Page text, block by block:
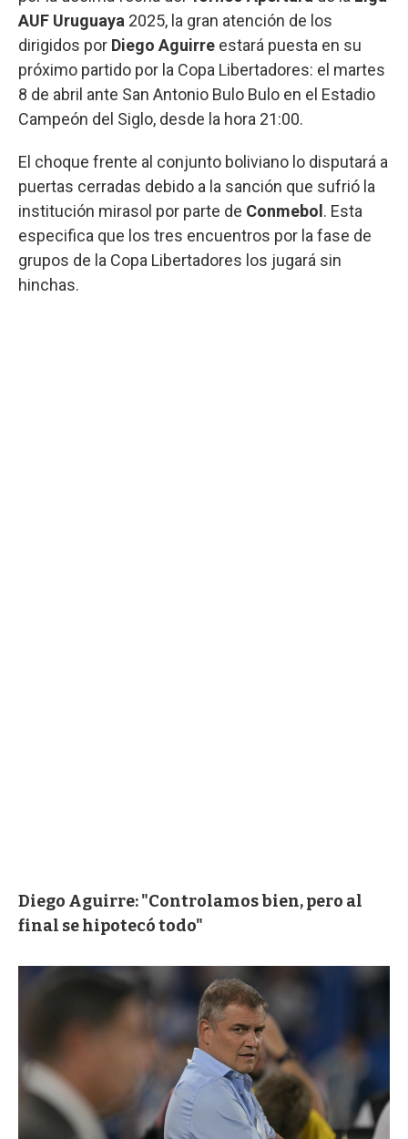
AUF Uruguaya 2025, la gran atención de los
dirigidos por Diego Aguirre estará puesta en su
próximo partido por la Copa Libertadores: el martes
8 de abril ante San Antonio Bulo Bulo en el Estadio
Campeón del Siglo, desde la hora 21:00.
El choque frente al conjunto boliviano lo disputará a
puertas cerradas debido a la sanción que sufrió la
institución mirasol por parte de Conmebol . Esta
especifica que los tres encuentros por la fase de
grupos de la Copa Libertadores los jugará sin
hinchas.
Diego Aguirre: "Controlamos bien, pero al
final se hipotecó todo"